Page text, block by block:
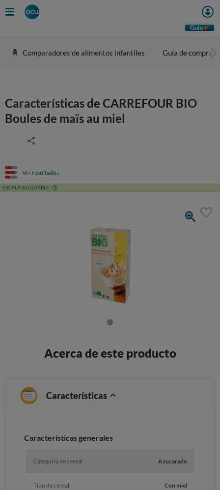
Guio
Comparadores de alimentos infantiles Guía de compra
Características de CARREFOUR BIO
Boules de maïs au miel
Ver resultados
ESCALA SALUDABLE
Acerca de este producto
Características
Características generales
Categoría de cereal Azucarado
Tipo de cereal Con miel